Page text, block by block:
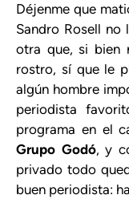
Déjenme que
Sandro Rosell
otra que, si bien
rostro, sí que le
algún hombre
periodista
programa en el
Grupo Godó, y
privado todo
buen periodista: